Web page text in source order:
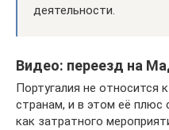
деятельности.
Видео: переезд на
Португалия не относится
странам, и в этом её плюс
как затратного